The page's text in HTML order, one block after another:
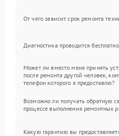
От чего зависит срок ремонта
Диагностика проводится
Может ли вместо меня принять
после ремонта другой человек,
телефон которого я предоставлю?
Возможно ли получать обратную
процессе выполнения ремонтных
Какую гарантию вы